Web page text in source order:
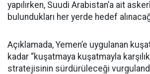
yapılırken, Suudi Arabistan’a ait askerî
bulundukları her yerde hedef
Açıklamada, Yemen’e uygulanan
kadar “kuşatmaya kuşatmayla
stratejisinin sürdürüleceği